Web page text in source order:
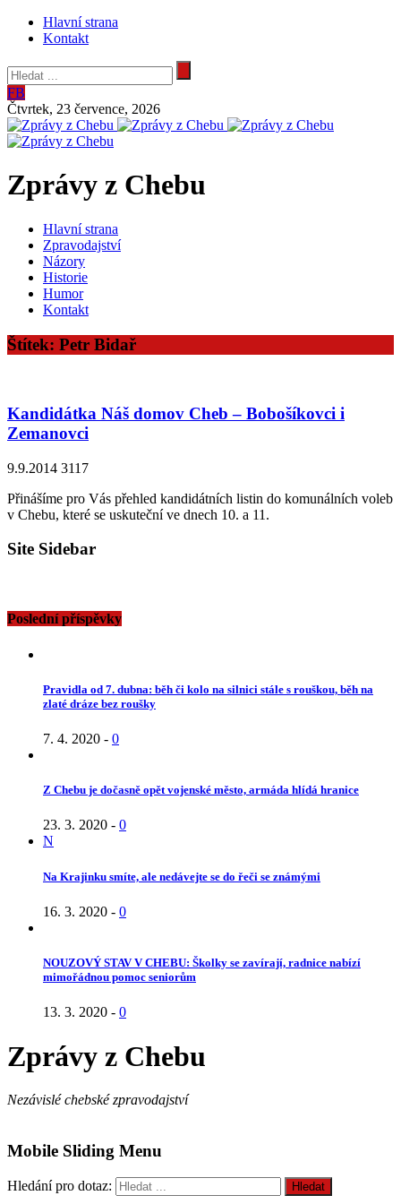
Hlavní strana
Kontakt
FB
Čtvrtek, 23 července, 2026
Zprávy z Chebu
Hlavní strana
Zpravodajství
Názory
Historie
Humor
Kontakt
Štítek: Petr Bidař
Kandidátka Náš domov Cheb – Bobošíkovci i
Zemanovci
9.9.2014 3117
Přinášíme pro Vás přehled kandidátních listin do komunálních voleb
v Chebu, které se uskuteční ve dnech 10. a 11.
Site Sidebar
Poslední příspěvky
Pravidla od 7. dubna: běh či kolo na silnici stále s rouškou, běh na
zlaté dráze bez roušky
7. 4. 2020 - 0
Z Chebu je dočasně opět vojenské město, armáda hlídá hranice
23. 3. 2020 - 0
N
Na Krajinku smíte, ale nedávejte se do řeči se známými
16. 3. 2020 - 0
NOUZOVÝ STAV V CHEBU: Školky se zavírají, radnice nabízí
mimořádnou pomoc seniorům
13. 3. 2020 - 0
Zprávy z Chebu
Nezávislé chebské zpravodajství
Mobile Sliding Menu
Hledání pro dotaz: